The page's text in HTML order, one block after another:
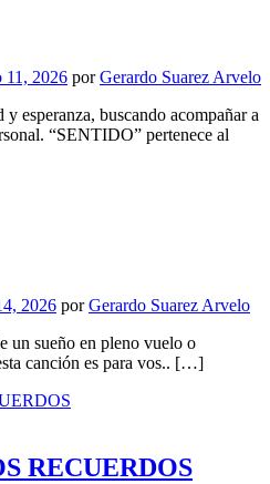
11, 2026 porGerardo Suarez Arvelo
esperanza, buscando acompañar a
“SENTIDO” pertenece al
2026 porGerardo Suarez Arvelo
un sueño en pleno vuelo o
canción es para vos.. […]
RECUERDOS